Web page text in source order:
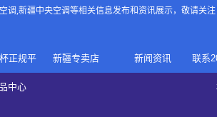
调,新疆中央空调等相关信息发布和资讯展示，敬请关注
正规平
中心
空调
新疆专卖店 新闻资讯 联系